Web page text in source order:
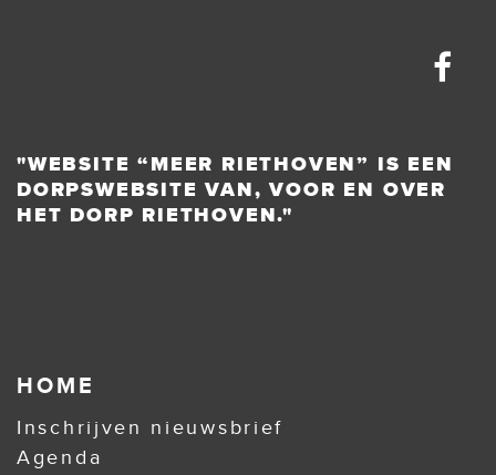
"WEBSITE “MEER RIETHOVEN” IS EEN
DORPSWEBSITE VAN, VOOR EN OVER
HET DORP RIETHOVEN."
HOME
Inschrijven nieuwsbrief
Agenda